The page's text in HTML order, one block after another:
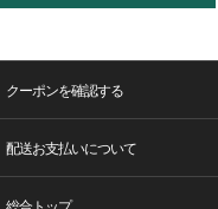
クーポンを確認する
配送お支払いについて